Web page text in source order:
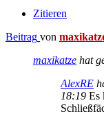
Zitieren
Beitrag von
maxikatze hat
AlexRE
18:19 Es